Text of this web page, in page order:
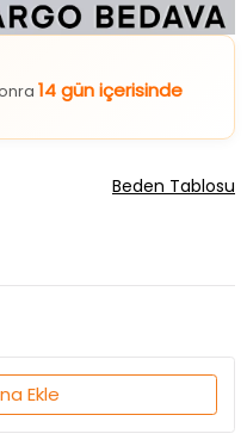
14 gün içerisinde
Beden Tablosu
Ekle